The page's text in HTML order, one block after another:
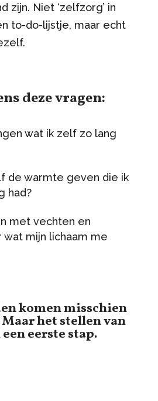
zijn. Niet ‘zelfzorg’ in
to-do-lijstje, maar echt
deze vragen:
wat ik zelf zo lang
de warmte geven die ik
had?
met vechten en
wat mijn lichaam me
komen misschien
het stellen van
eerste stap.